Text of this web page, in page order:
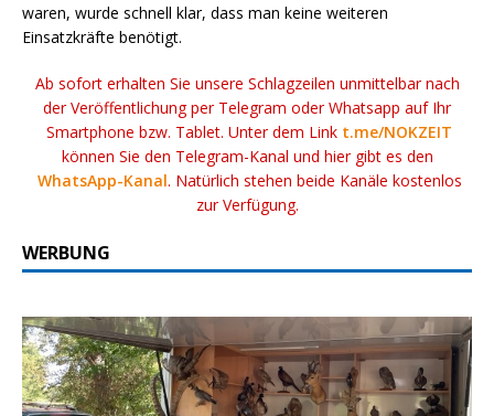
waren, wurde schnell klar, dass man keine weiteren
Einsatzkräfte benötigt.
Ab sofort erhalten Sie unsere Schlagzeilen unmittelbar nach
der Veröffentlichung per Telegram oder Whatsapp auf Ihr
Smartphone bzw. Tablet. Unter dem Link t.me/NOKZEIT
können Sie den Telegram-Kanal und hier gibt es den
WhatsApp-Kanal. Natürlich stehen beide Kanäle kostenlos
zur Verfügung.
WERBUNG